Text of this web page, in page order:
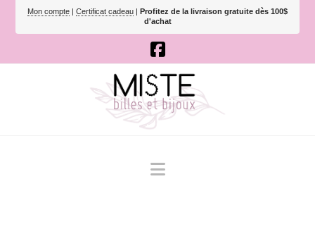
Mon compte | Certificat cadeau | Profitez de la livraison gratuite dès 100$
d'achat
Navigation